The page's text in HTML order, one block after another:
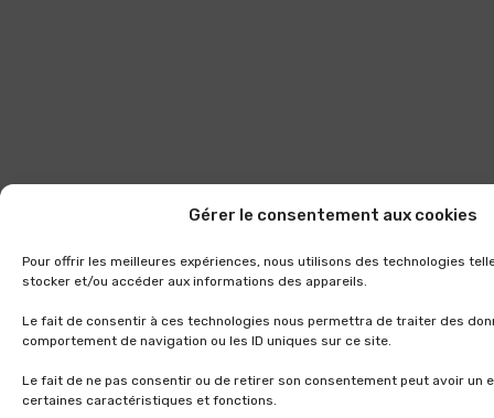
Gérer le consentement aux cookies
Pour offrir les meilleures expériences, nous utilisons des technologies
stocker et/ou accéder aux informations des appareils.
Le fait de consentir à ces technologies nous permettra de traiter des
comportement de navigation ou les ID uniques sur ce site.
Le fait de ne pas consentir ou de retirer son consentement peut avoir un
certaines caractéristiques et fonctions.